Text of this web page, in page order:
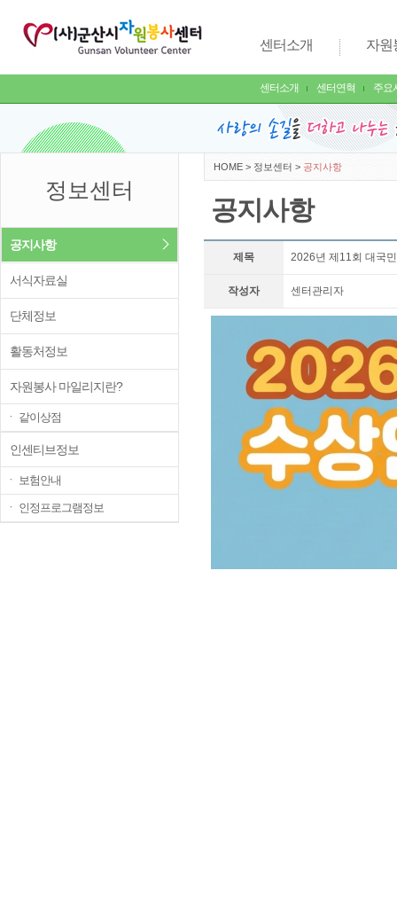
센터소개
센터소개 센터연혁 주요
자원
정보센터
공지사항
서식자료실
단체정보
활동처정보
자원봉사 마일리지란?
ㆍ 같이상점
인센티브정보
ㆍ 보험안내
ㆍ 인정프로그램정보
HOME > 정보센터 > 공지사항
공지사항
제목 2026년 제11회 대국
작성자 센터관리자